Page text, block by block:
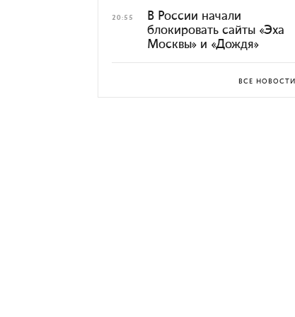
20:55
В России начали
блокировать сайты «Эха
Москвы» и «Дождя»
ВСЕ НОВОСТИ